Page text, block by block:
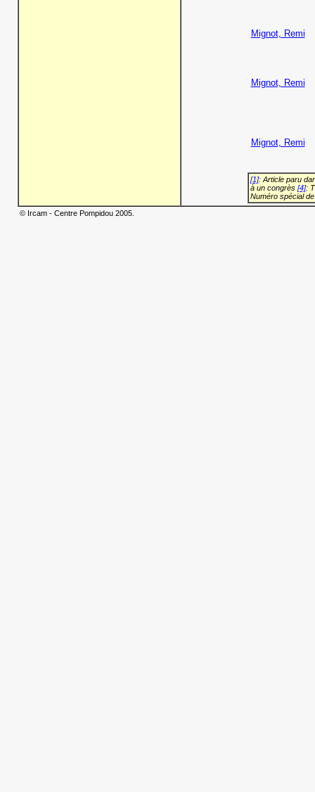
Mignot, Remi
Mignot, Remi
Mignot, Remi
[1]: Article paru
à un congrès [4]:
Numéro spécial
© Ircam - Centre Pompidou 2005.